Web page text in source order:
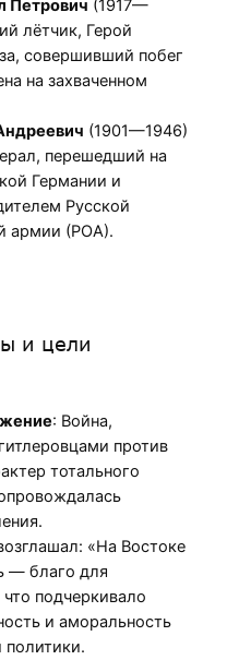
Петрович (1917—
лётчик, Герой
совершивший побег
на захваченном
(1901—1946)
перешедший на
Германии и
Русской
армии (РОА).
и цели
: Война,
против
тотального
«На Востоке
— благо для
подчеркивало
и аморальность
политики.